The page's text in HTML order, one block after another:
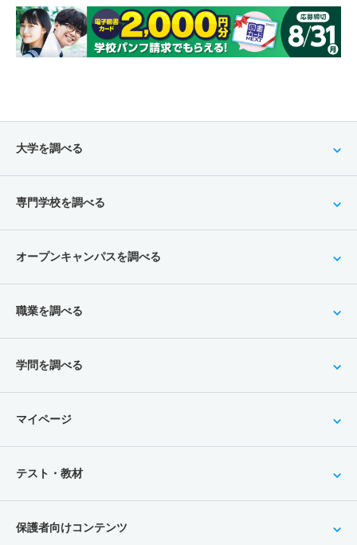
大学を調べる
専門学校を調べる
オープンキャンパスを調べる
職業を調べる
学問を調べる
マイページ
テスト・教材
保護者向けコンテンツ